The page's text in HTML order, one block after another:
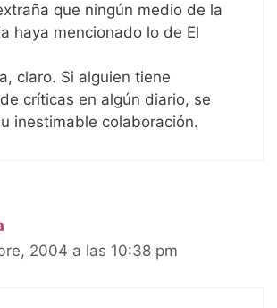
que ningún medio de la
haya mencionado lo de El
claro. Si alguien tiene
críticas en algún diario, se
inestimable colaboración.
2004 a las 10:38 pm